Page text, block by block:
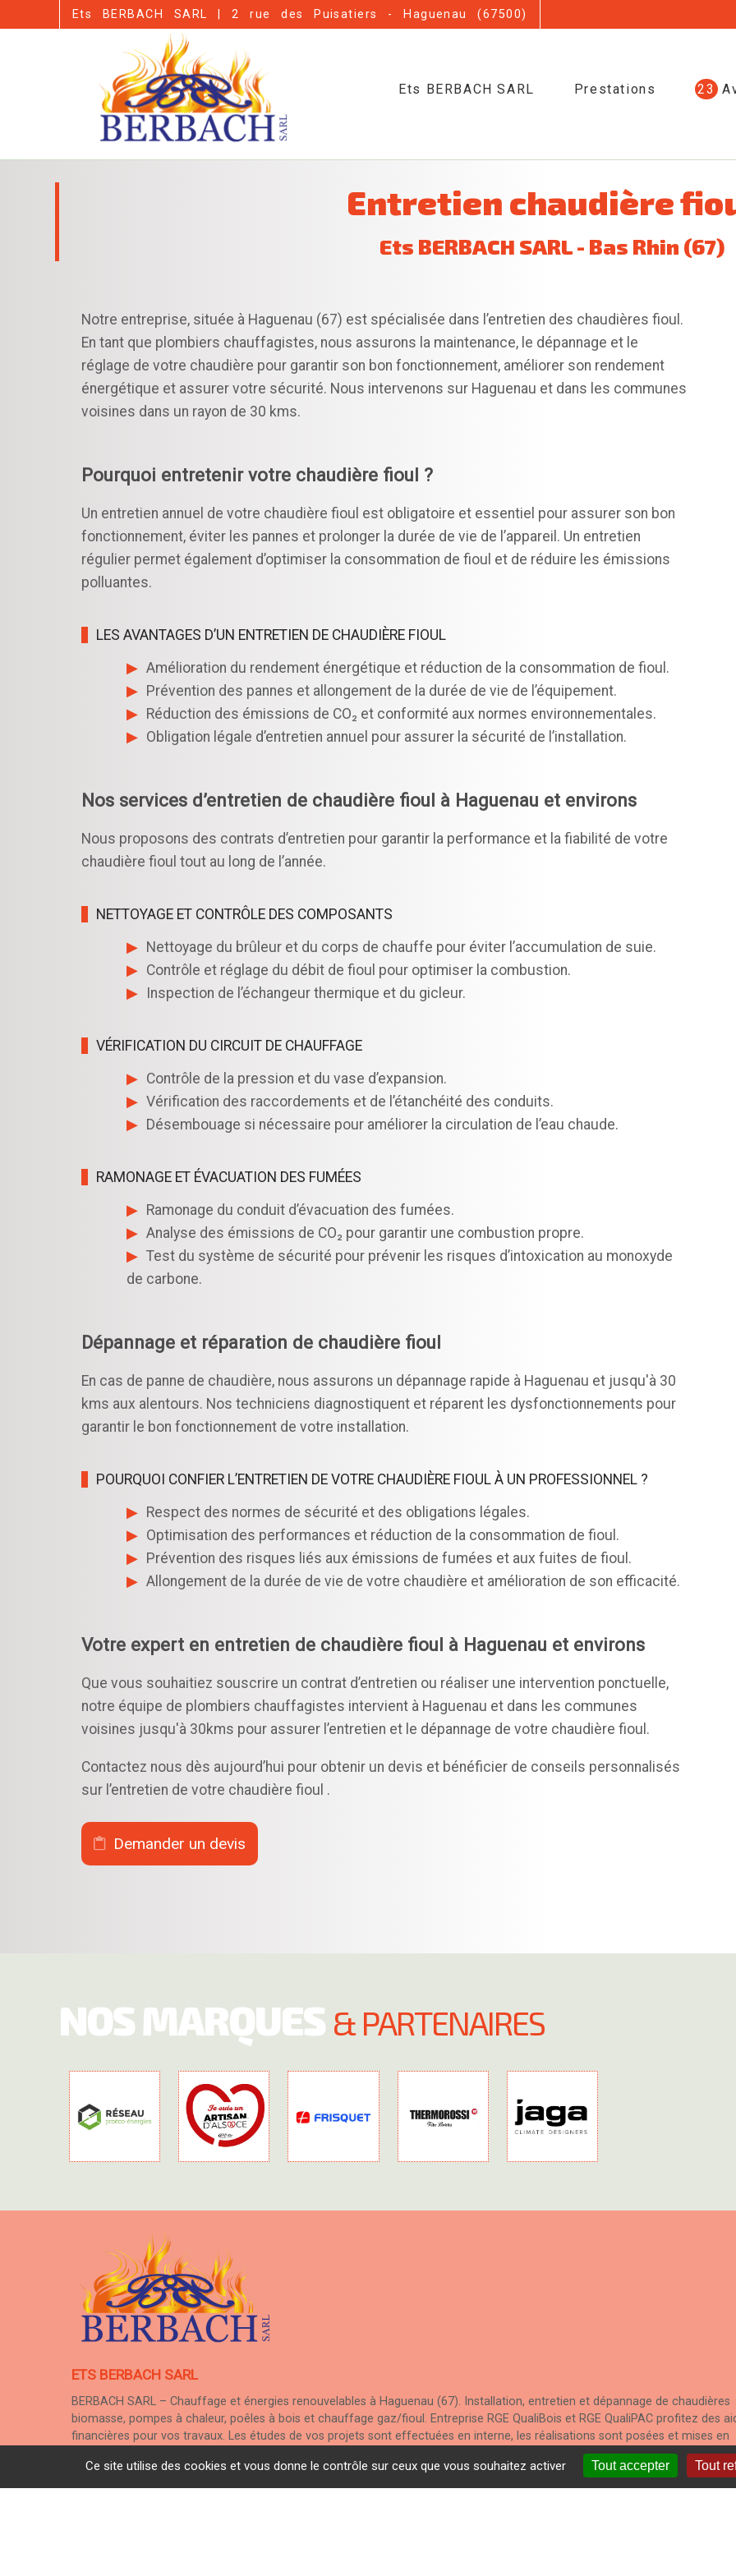
Ets BERBACH SARL | 2 rue des Puisatiers - Haguenau (67500)
Ets BERBACH SARL Prestations 23
Entretien chaudière
Ets BERBACH SARL - Bas Rhin (67)
Notre entreprise, située à Haguenau (67) est spécialisée dans l’entretien des chaudières fioul.
En tant que plombiers chauffagistes, nous assurons la maintenance, le dépannage et le
réglage de votre chaudière pour garantir son bon fonctionnement, améliorer son rendement
énergétique et assurer votre sécurité. Nous intervenons sur Haguenau et dans les communes
voisines dans un rayon de 30 kms.
Pourquoi entretenir votre chaudière fioul ?
Un entretien annuel de votre chaudière fioul est obligatoire et essentiel pour assurer son bon
fonctionnement, éviter les pannes et prolonger la durée de vie de l’appareil. Un entretien
régulier permet également d’optimiser la consommation de fioul et de réduire les émissions
polluantes.
LES AVANTAGES D’UN ENTRETIEN DE CHAUDIÈRE FIOUL
Amélioration du rendement énergétique et réduction de la consommation de fioul.
Prévention des pannes et allongement de la durée de vie de l’équipement.
Réduction des émissions de CO₂ et conformité aux normes environnementales.
Obligation légale d’entretien annuel pour assurer la sécurité de l’installation.
Nos services d’entretien de chaudière fioul à Haguenau et environs
Nous proposons des contrats d’entretien pour garantir la performance et la fiabilité de votre
chaudière fioul tout au long de l’année.
NETTOYAGE ET CONTRÔLE DES COMPOSANTS
Nettoyage du brûleur et du corps de chauffe pour éviter l’accumulation de suie.
Contrôle et réglage du débit de fioul pour optimiser la combustion.
Inspection de l’échangeur thermique et du gicleur.
VÉRIFICATION DU CIRCUIT DE CHAUFFAGE
Contrôle de la pression et du vase d’expansion.
Vérification des raccordements et de l’étanchéité des conduits.
Désembouage si nécessaire pour améliorer la circulation de l’eau chaude.
RAMONAGE ET ÉVACUATION DES FUMÉES
Ramonage du conduit d’évacuation des fumées.
Analyse des émissions de CO₂ pour garantir une combustion propre.
Test du système de sécurité pour prévenir les risques d’intoxication au monoxyde
de carbone.
Dépannage et réparation de chaudière fioul
En cas de panne de chaudière, nous assurons un dépannage rapide à Haguenau et jusqu'à 30
kms aux alentours. Nos techniciens diagnostiquent et réparent les dysfonctionnements pour
garantir le bon fonctionnement de votre installation.
POURQUOI CONFIER L’ENTRETIEN DE VOTRE CHAUDIÈRE FIOUL À UN PROFESSIONNEL ?
Respect des normes de sécurité et des obligations légales.
Optimisation des performances et réduction de la consommation de fioul.
Prévention des risques liés aux émissions de fumées et aux fuites de fioul.
Allongement de la durée de vie de votre chaudière et amélioration de son efficacité.
Votre expert en entretien de chaudière fioul à Haguenau et environs
Que vous souhaitiez souscrire un contrat d’entretien ou réaliser une intervention ponctuelle,
notre équipe de plombiers chauffagistes intervient à Haguenau et dans les communes
voisines jusqu'à 30kms pour assurer l’entretien et le dépannage de votre chaudière fioul.
Contactez nous dès aujourd’hui pour obtenir un devis et bénéficier de conseils personnalisés
sur l’entretien de votre chaudière fioul .
Demander un devis
NOS MARQUES & PARTENAIRES
ETS BERBACH SARL
BERBACH SARL – Chauffage et énergies renouvelables à Haguenau (67). Installation, entretien et dépannage de chaudières
biomasse, pompes à chaleur, poêles à bois et chauffage gaz/fioul. Entreprise RGE QualiBois et RGE QualiPAC profitez des
financières pour vos travaux. Les études de vos projets sont effectuées en interne, les réalisations sont posées et mises en
service sans sous traitance et nous assurons la maintenance, le suivi et la SAV par nos propres moyens.
Panneau de gestion des cookies
Ce site utilise des cookies et vous donne le contrôle sur ceux que vous souhaitez activer Tout accepter Tout